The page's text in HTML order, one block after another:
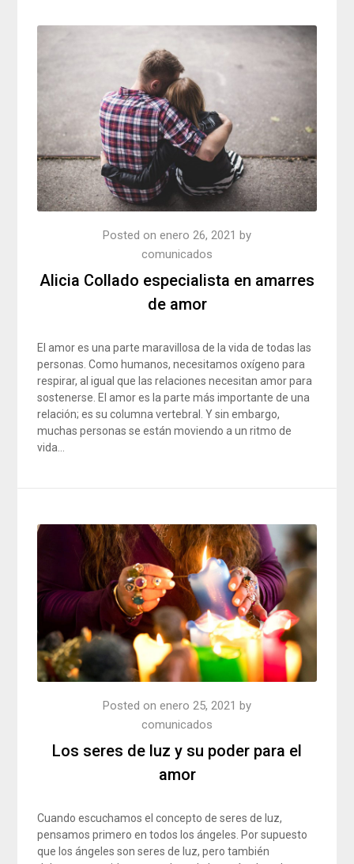
Alicia Collado especialista en amarres
de amor
Posted on enero 26, 2021 by
comunicados
El amor es una parte maravillosa de la vida de todas las
personas. Como humanos, necesitamos oxígeno para
respirar, al igual que las relaciones necesitan amor para
sostenerse. El amor es la parte más importante de una
relación; es su columna vertebral. Y sin embargo,
muchas personas se están moviendo a un ritmo de
vida…
Los seres de luz y su poder para el
amor
Posted on enero 25, 2021 by
comunicados
Cuando escuchamos el concepto de seres de luz,
pensamos primero en todos los ángeles. Por supuesto
que los ángeles son seres de luz, pero también